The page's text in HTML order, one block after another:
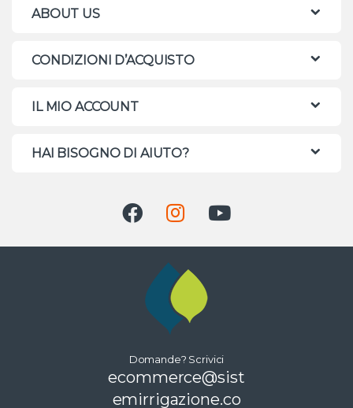
ABOUT US
CONDIZIONI D’ACQUISTO
IL MIO ACCOUNT
HAI BISOGNO DI AIUTO?
Domande? Scrivici
ecommerce@sist
emirrigazione.co